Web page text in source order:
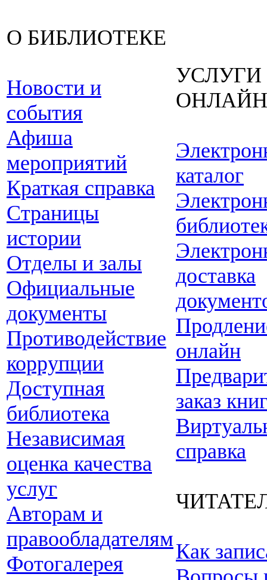
О БИБЛИОТЕКЕ
Новости и
события
Афиша
мероприятий
Краткая справка
Страницы
истории
Отделы и залы
Официальные
документы
Противодействие
коррупции
Доступная
библиотека
Независимая
оценка качества
услуг
Авторам и
правообладателям
Фотогалерея
УСЛУГИ
ОНЛАЙН
каталог
доставка
онлайн
заказ
справка
Как